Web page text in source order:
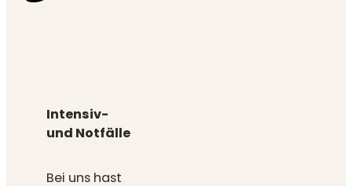
Intensiv-
und Notfälle
Bei uns hast